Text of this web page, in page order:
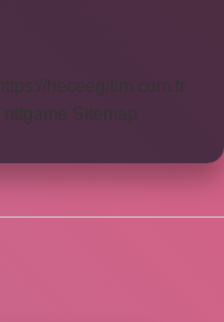
https://heceegitim.com.tr
nttgame Sitemap